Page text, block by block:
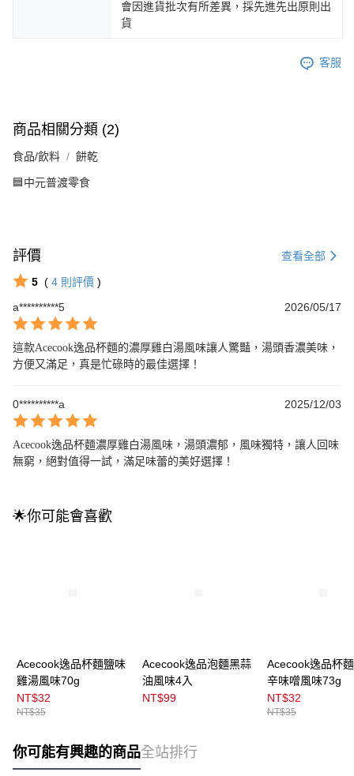
會因進貨批次有所差異，採先進先出原則出
貨
客服
商品相關分類 (2)
食品/飲料 餅乾
🟦中元普渡零食
評價 查看全部
5 ( 4 則評價 )
a**********5
2026/05/17
這款Acecook逸品杯麵的濃厚雞白湯風味讓人驚豔，湯頭香濃美味，
方便又滿足，真是忙碌時的最佳選擇！
0**********a 2025/12/03
Acecook逸品杯麵濃厚雞白湯風味，湯頭濃郁，風味獨特，讓人回味
無窮，絕對值得一試，滿足味蕾的美好選擇！
🌟你可能會喜歡
Acecook逸品杯麵鹽味
雞湯風味70g
NT$32
NT$35
Acecook逸品泡麵黑蒜
油風味4入
NT$99
Acecook逸品杯
辛味噌風味73g
NT$32
NT$35
你可能有興趣的商品全站排行